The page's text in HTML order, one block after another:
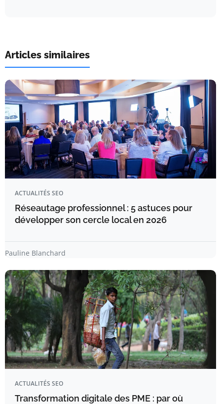
Articles similaires
ACTUALITÉS SEO
Réseautage professionnel : 5 astuces pour
développer son cercle local en 2026
Pauline Blanchard
ACTUALITÉS SEO
Transformation digitale des PME : par où